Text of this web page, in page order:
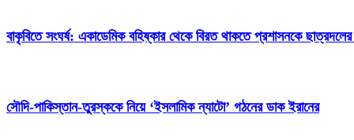
বাকৃবিতে সংঘর্ষ: একাডেমিক বহিষ্কার থেকে বিরত থাকতে প্রশাসনকে
সৌদি-পাকিস্তান-তুরস্ককে নিয়ে ‘ইসলামিক ন্যাটো’ গঠনের ডাক ইরানের